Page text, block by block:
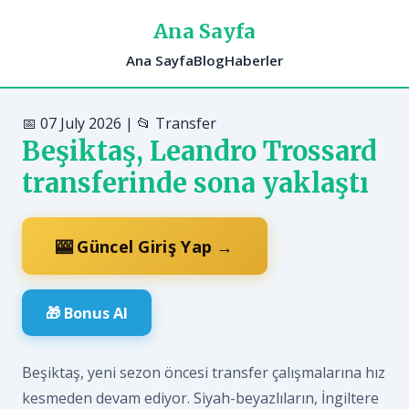
Ana Sayfa
Ana SayfaBlogHaberler
📅 07 July 2026 | 📂 Transfer
Beşiktaş, Leandro Trossard
transferinde sona yaklaştı
🎰 Güncel Giriş Yap →
🎁 Bonus Al
Beşiktaş, yeni sezon öncesi transfer çalışmalarına hız
kesmeden devam ediyor. Siyah-beyazlıların, İngiltere